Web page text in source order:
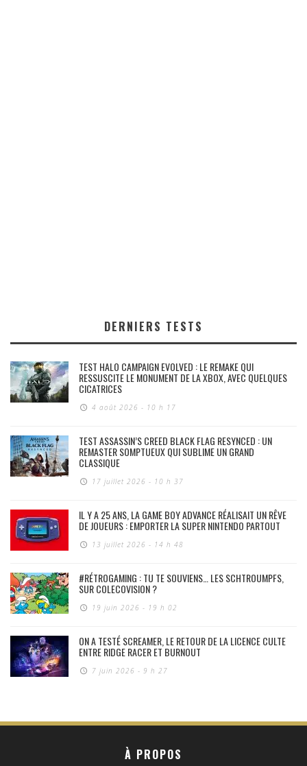
DERNIERS TESTS
TEST HALO CAMPAIGN EVOLVED : LE REMAKE QUI
RESSUSCITE LE MONUMENT DE LA XBOX, AVEC QUELQUES
CICATRICES
4 août 2026 - 10 h 17
TEST ASSASSIN’S CREED BLACK FLAG RESYNCED : UN
REMASTER SOMPTUEUX QUI SUBLIME UN GRAND
CLASSIQUE
17 juillet 2026 - 10 h 37
IL Y A 25 ANS, LA GAME BOY ADVANCE RÉALISAIT UN RÊVE
DE JOUEURS : EMPORTER LA SUPER NINTENDO PARTOUT
13 juillet 2026 - 14 h 48
#RÉTROGAMING : TU TE SOUVIENS… LES SCHTROUMPFS,
SUR COLECOVISION ?
19 juin 2026 - 19 h 02
ON A TESTÉ SCREAMER, LE RETOUR DE LA LICENCE CULTE
ENTRE RIDGE RACER ET BURNOUT
7 juin 2026 - 9 h 27
À PROPOS